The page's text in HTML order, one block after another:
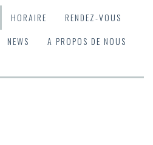
HORAIRE
RENDEZ-VOUS
NEWS
A PROPOS DE NOUS